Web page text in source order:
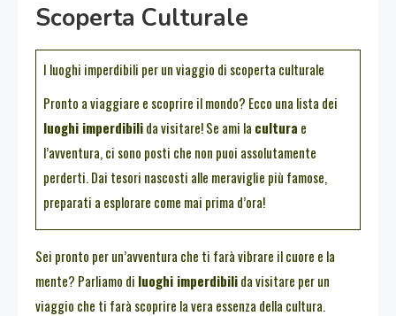
Scoperta Culturale
I luoghi imperdibili per un viaggio di scoperta culturale
Pronto a viaggiare e scoprire il mondo? Ecco una lista dei
luoghi imperdibilida visitare! Se ami la cultura e
l’avventura, ci sono posti che non puoi assolutamente
perderti. Dai tesori nascosti alle meraviglie più famose,
preparati a esplorare come mai prima d’ora!
Sei pronto per un’avventura che ti farà vibrare il cuore e la
mente? Parliamo di luoghi imperdibilida visitare per un
viaggio che ti farà scoprire la vera essenza della cultura.